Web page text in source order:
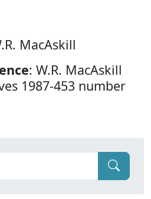
MacAskill
: W.R. MacAskill
1987-453 number